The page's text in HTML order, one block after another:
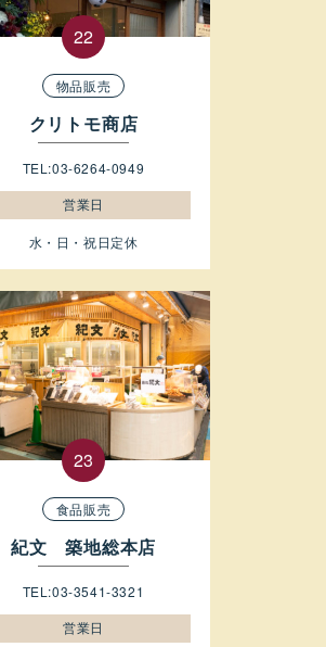
物品販売
クリトモ商店
TEL:03-6264-0949
営業日
水・日・祝日定休
食品販売
紀文 築地総本店
TEL:03-3541-3321
営業日